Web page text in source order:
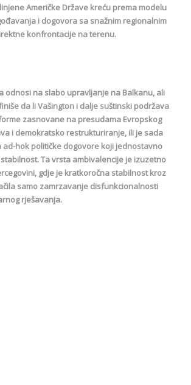
Američke Države kreću prema modelu
i dogovora sa snažnim regionalnim
konfrontacije na terenu.
odnosi na slabo upravljanje na Balkanu, ali
da li Vašington i dalje suštinski podržava
zasnovane na presudama Evropskog
i demokratsko restrukturiranje, ili je sada
hok političke dogovore koji jednostavno
Ta vrsta ambivalencije je izuzetno
gdje je kratkoročna stabilnost kroz
samo zamrzavanje disfunkcionalnosti
rješavanja.